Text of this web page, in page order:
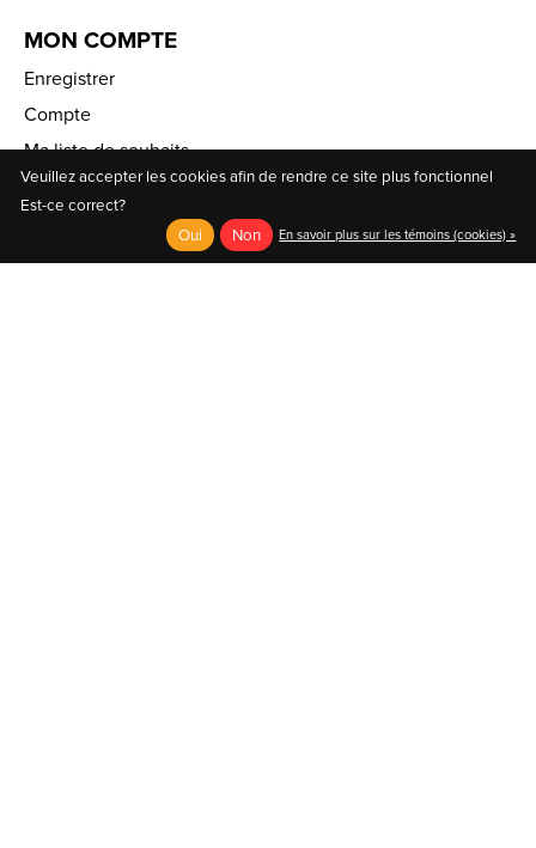
MON COMPTE
Enregistrer
Compte
Ma liste de souhaits
AU COIN DU PÉDALEUR
Veuillez accepter les cookies afin de rendre ce site plus fonctionnel
Est-ce correct?
Oui
Non En savoir plus sur les témoins (cookies) »